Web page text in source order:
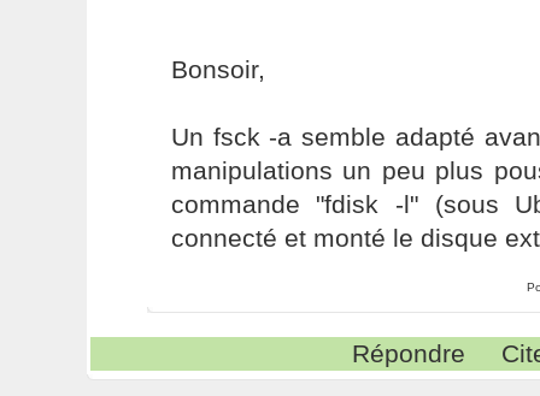
Bonsoir,
Un fsck -a semble adapté
manipulations un peu plus
commande "fdisk -l" (sous
connecté et monté le disque
Répondre